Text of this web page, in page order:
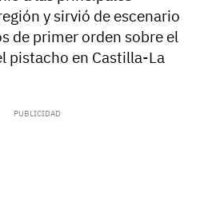
y sirvió de escenario
de primer orden sobre el
pistacho en Castilla-La